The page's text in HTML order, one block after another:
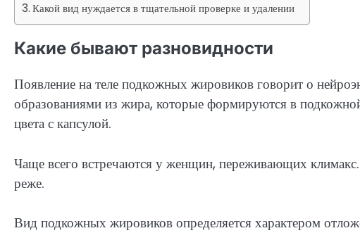
Какой вид нуждается в тщательной проверке и удалении
Какие бывают разновидности
Появление на теле подкожных жировиков говорит о
образованиями из жира, которые формируются в
цвета с капсулой.
Чаще всего встречаются у женщин, переживающих
реже.
Вид подкожных жировиков определяется характером